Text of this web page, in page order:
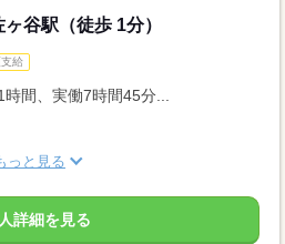
谷駅（徒歩 1分）
給
間、実働7時間45分...
っと見る
詳細を見る